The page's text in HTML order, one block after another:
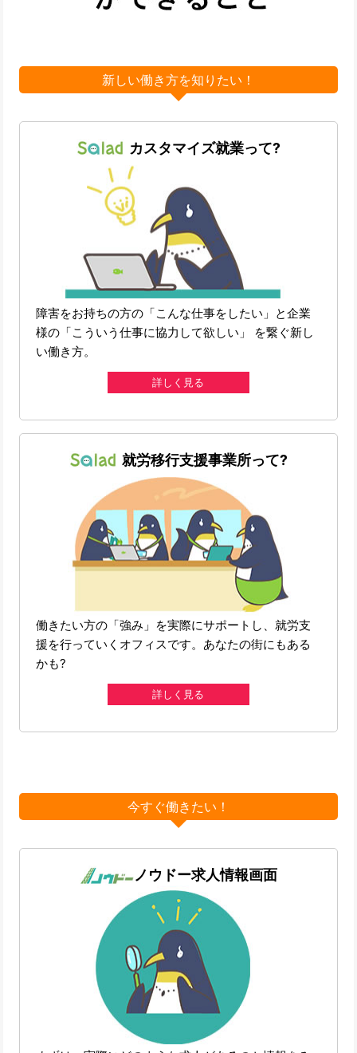
新しい働き方を知りたい！
カスタマイズ就業って?
障害をお持ちの方の「こんな仕事をしたい」と企業
様の「こういう仕事に協力して欲しい」 を繋ぐ新し
い働き方。
詳しく見る
就労移行支援事業所って?
働きたい方の「強み」を実際にサポートし、就労支
援を行っていくオフィスです。あなたの街にもある
かも?
詳しく見る
今すぐ働きたい！
ノウドー求人情報画面